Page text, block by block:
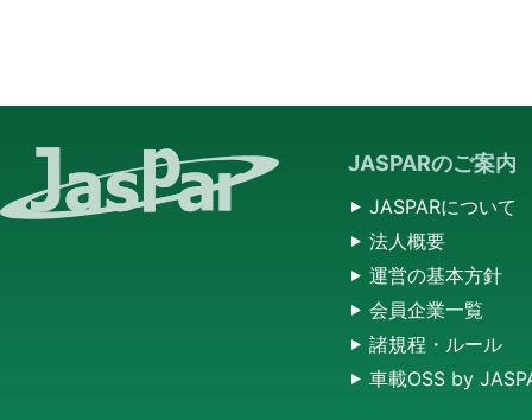
JASPARのご案内
JASPARについて
法人概要
運営の基本方針
会員企業一覧
諸規程・ルール
車載OSS by